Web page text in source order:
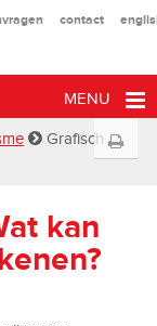
contact
MENU
Grafisch
kan